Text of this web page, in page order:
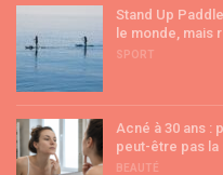
Stand Up
le monde, mais
SPORT
Acné à 30 ans :
peut-être pas la
BEAUTÉ